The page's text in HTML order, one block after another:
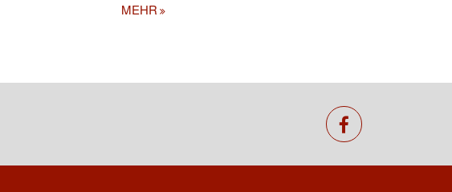
MEHR
facebook